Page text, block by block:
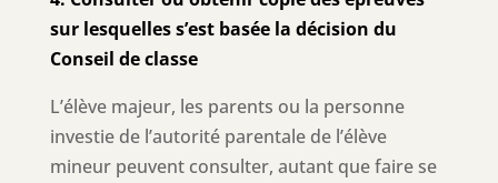
sur lesquelles s’est basée la décision du
Conseil de classe
L’élève majeur, les parents ou la personne
investie de l’autorité parentale de l’élève
mineur peuvent consulter, autant que faire se